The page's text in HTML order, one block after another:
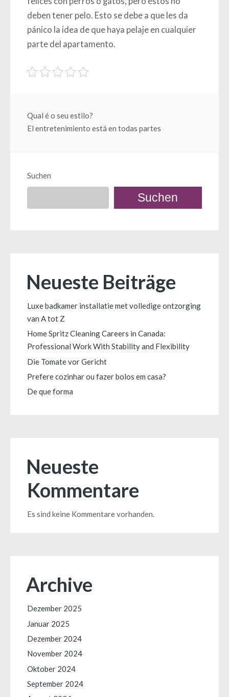
deben tener pelo. Esto se debe a que les da
pánico la idea de que haya pelaje en cualquier
parte del apartamento.
Beitragsnavigation
Qual é o seu estilo?
El entretenimiento está en todas partes
Suchen
Suchen
Neueste Beiträge
Luxe badkamer installatie met volledige ontzorging
van A tot Z
Home Spritz Cleaning Careers in Canada:
Professional Work With Stability and Flexibility
Die Tomate vor Gericht
Prefere cozinhar ou fazer bolos em casa?
De que forma
Neueste
Kommentare
Es sind keine Kommentare vorhanden.
Archive
Dezember 2025
Januar 2025
Dezember 2024
November 2024
Oktober 2024
September 2024